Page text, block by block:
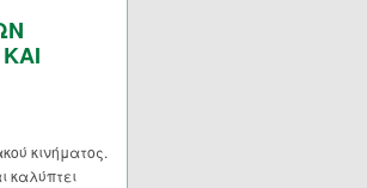
κινήματος.
καλύπτει